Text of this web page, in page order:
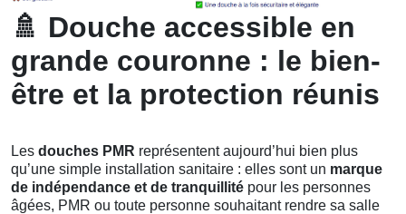
🚿 Douche accessible en
grande couronne : le bien-
être et la protection réunis
Les douches PMR représentent aujourd’hui bien plus
qu’une simple installation sanitaire : elles sont un marque
de indépendance et de tranquillité pour les personnes
âgées, PMR ou toute personne souhaitant rendre sa salle